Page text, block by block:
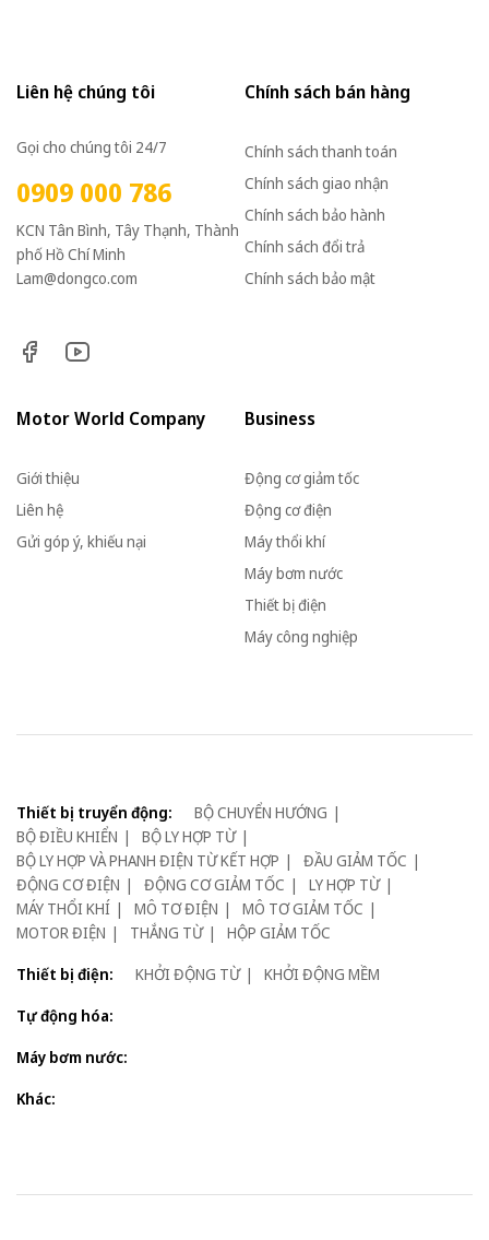
Liên hệ chúng tôi
Gọi cho chúng tôi 24/7
0909 000 786
KCN Tân Bình, Tây Thạnh, Thành
phố Hồ Chí Minh
Lam@dongco.com
Chính sách bán hàng
Chính sách thanh toán
Chính sách giao nhận
Chính sách bảo hành
Chính sách đổi trả
Chính sách bảo mật
Motor World Company
Giới thiệu
Liên hệ
Gửi góp ý, khiếu nại
Business
Động cơ giảm tốc
Động cơ điện
Máy thổi khí
Máy bơm nước
Thiết bị điện
Máy công nghiệp
Thiết bị truyển động:
BỘ CHUYỂN HƯỚNG
BỘ ĐIỀU KHIỂN
BỘ LY HỢP TỪ
BỘ LY HỢP VÀ PHANH ĐIỆN TỪ KẾT HỢP
ĐẦU GIẢM TỐC
ĐỘNG CƠ ĐIỆN
ĐỘNG CƠ GIẢM TỐC
LY HỢP TỪ
MÁY THỔI KHÍ
MÔ TƠ ĐIỆN
MÔ TƠ GIẢM TỐC
MOTOR ĐIỆN
THẮNG TỪ
HỘP GIẢM TỐC
Thiết bị điện:
KHỞI ĐỘNG TỪ
KHỞI ĐỘNG MỀM
Tự động hóa:
Máy bơm nước:
Khác: